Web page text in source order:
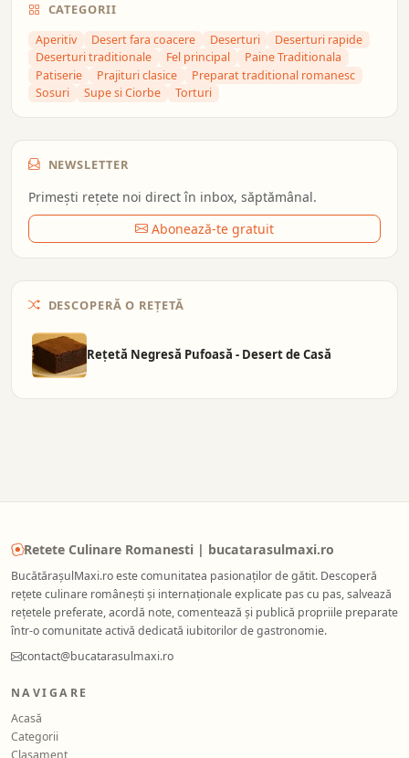
CATEGORII
Aperitiv Desert fara coacere Deserturi
Deserturi rapide
Deserturi traditionale
Fel principal
Paine Traditionala
Patiserie
Prajituri clasice
Preparat traditional romanesc
Sosuri
Supe si Ciorbe Torturi
NEWSLETTER
Primești rețete noi direct în inbox, săptămânal.
Abonează-te gratuit
DESCOPERĂ O REȚETĂ
Rețetă Negresă Pufoasă - Desert de Casă
Retete Culinare Romanesti | bucatarasulmaxi.ro
BucătărașulMaxi.ro este comunitatea pasionaților de gătit. Descoperă
rețete culinare românești și internaționale explicate pas cu pas, salvează
rețetele preferate, acordă note, comentează și publică propriile preparate
într-o comunitate activă dedicată iubitorilor de gastronomie.
contact@bucatarasulmaxi.ro
NAVIGARE
Acasă
Categorii